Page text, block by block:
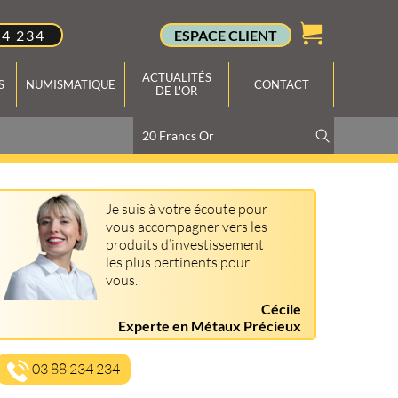
234 ESPACE CLIENT
NUMISMATIQUE
ACTUALITÉS
DE L'OR
CONTACT
Je suis à votre écoute pour
vous accompagner vers les
produits d’investissement
les plus pertinents pour
vous.
Cécile
Experte en Métaux Précieux
03 88 234 234